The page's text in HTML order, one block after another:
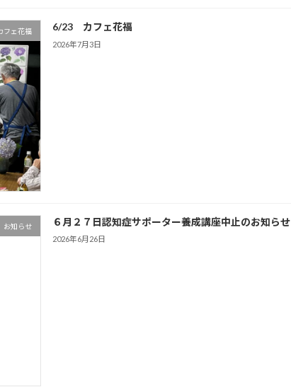
フェ花福 6/23 カフェ花福
2026年7月3日
お知らせ ６月２７日認知症サポーター養成講座中止のお知らせ
2026年6月26日